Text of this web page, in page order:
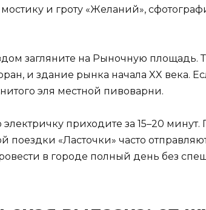
и гроту «Желаний»,
загляните на Рыночную площадь.
и здание рынка начала XX века.
эля местной пивоварни.
электричку приходите за 15–20
поездки «Ласточки» часто
в городе полный день без